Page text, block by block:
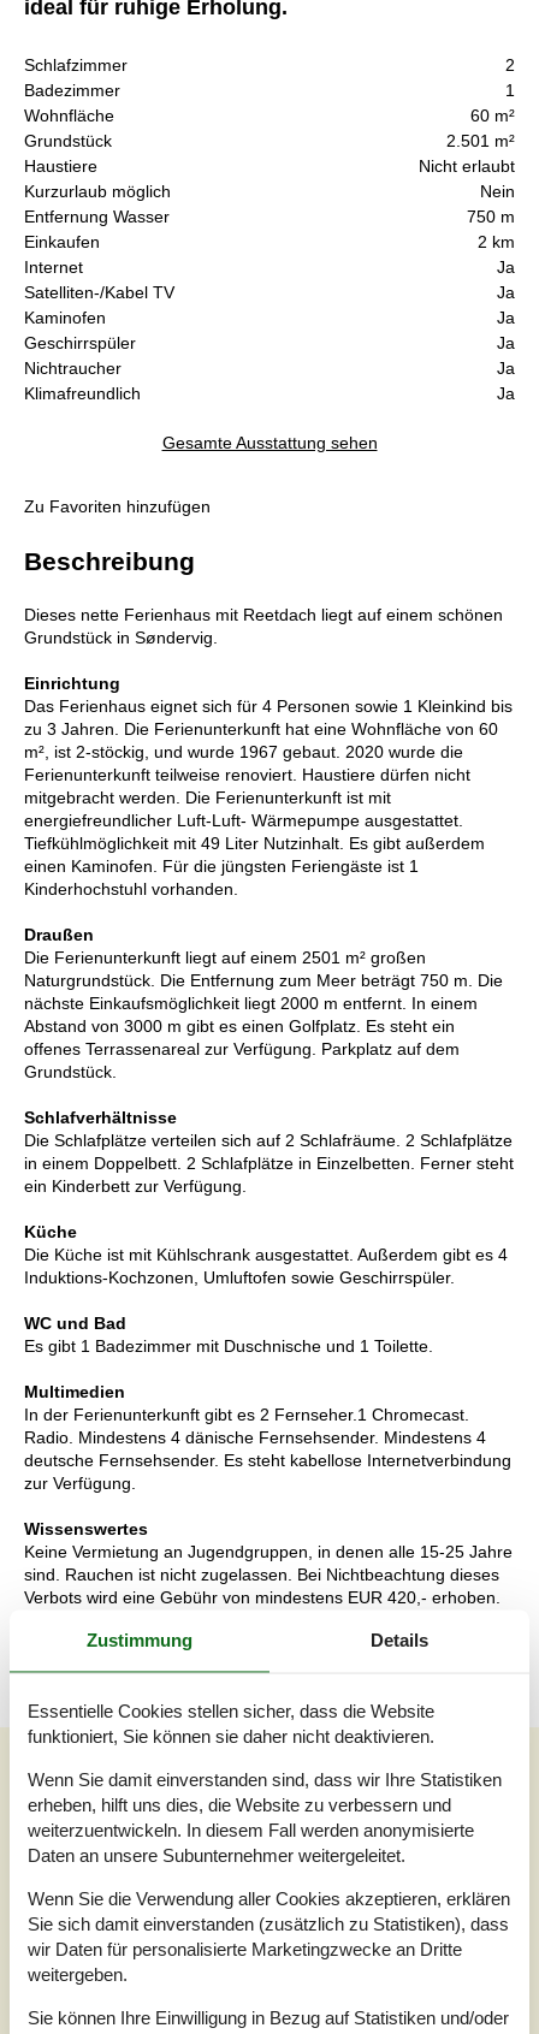
ideal für ruhige Erholung.
Schlafzimmer
2
Badezimmer
1
Wohnfläche
60 m²
Grundstück
2.501 m²
Haustiere
Nicht erlaubt
Kurzurlaub möglich
Nein
Entfernung Wasser
750 m
Einkaufen
2 km
Internet
Ja
Satelliten-/Kabel TV
Ja
Kaminofen
Ja
Geschirrspüler
Ja
Nichtraucher
Ja
Klimafreundlich
Ja
Gesamte Ausstattung sehen
Zu Favoriten hinzufügen
Beschreibung
Dieses nette Ferienhaus mit Reetdach liegt auf einem schönen
Grundstück in Søndervig.
Einrichtung
Das Ferienhaus eignet sich für 4 Personen sowie 1 Kleinkind bis
zu 3 Jahren. Die Ferienunterkunft hat eine Wohnfläche von 60
m², ist 2-stöckig, und wurde 1967 gebaut. 2020 wurde die
Ferienunterkunft teilweise renoviert. Haustiere dürfen nicht
mitgebracht werden. Die Ferienunterkunft ist mit
energiefreundlicher Luft-Luft- Wärmepumpe ausgestattet.
Tiefkühlmöglichkeit mit 49 Liter Nutzinhalt. Es gibt außerdem
einen Kaminofen. Für die jüngsten Feriengäste ist 1
Kinderhochstuhl vorhanden.
Draußen
Die Ferienunterkunft liegt auf einem 2501 m² großen
Naturgrundstück. Die Entfernung zum Meer beträgt 750 m. Die
nächste Einkaufsmöglichkeit liegt 2000 m entfernt. In einem
Abstand von 3000 m gibt es einen Golfplatz. Es steht ein
offenes Terrassenareal zur Verfügung. Parkplatz auf dem
Grundstück.
Schlafverhältnisse
Die Schlafplätze verteilen sich auf 2 Schlafräume. 2 Schlafplätze
in einem Doppelbett. 2 Schlafplätze in Einzelbetten. Ferner steht
ein Kinderbett zur Verfügung.
Küche
Die Küche ist mit Kühlschrank ausgestattet. Außerdem gibt es 4
Induktions-Kochzonen, Umluftofen sowie Geschirrspüler.
WC und Bad
Es gibt 1 Badezimmer mit Duschnische und 1 Toilette.
Multimedien
In der Ferienunterkunft gibt es 2 Fernseher.1 Chromecast.
Radio. Mindestens 4 dänische Fernsehsender. Mindestens 4
deutsche Fernsehsender. Es steht kabellose Internetverbindung
zur Verfügung.
Wissenswertes
Keine Vermietung an Jugendgruppen, in denen alle 15-25 Jahre
sind. Rauchen ist nicht zugelassen. Bei Nichtbeachtung dieses
Verbots wird eine Gebühr von mindestens EUR 420,- erhoben.
gewerblichen Tätigkeiten.
Unsere GästebewertungenExterne Bewertungen
3,7 Bewertungen
Letzte Bewertung ist vom 15.07.2023
5
3 (1)
Zustimmung Details
Essentielle Cookies stellen sicher, dass die Website
funktioniert, Sie können sie daher nicht deaktivieren.
Wenn Sie damit einverstanden sind, dass wir Ihre Statistiken
erheben, hilft uns dies, die Website zu verbessern und
weiterzuentwickeln. In diesem Fall werden anonymisierte
Daten an unsere Subunternehmer weitergeleitet.
Wenn Sie die Verwendung aller Cookies akzeptieren, erklären
Sie sich damit einverstanden (zusätzlich zu Statistiken), dass
wir Daten für personalisierte Marketingzwecke an Dritte
weitergeben.
Sie können Ihre Einwilligung in Bezug auf Statistiken und/oder